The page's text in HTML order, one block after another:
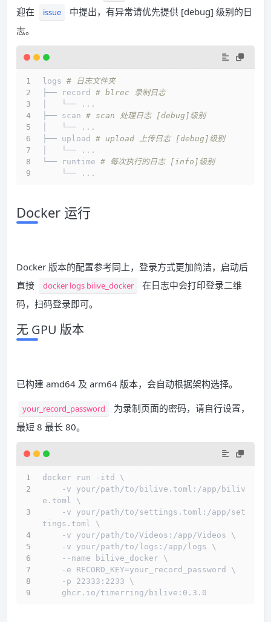
迎在
issue
中提出，有异常请优先提供 [debug] 级别的日
志。
logs # 日志文件夹
├── record # blrec 录制日志
│   └── ...
├── scan # scan 处理日志 [debug]级别
│   └── ...
├── upload # upload 上传日志 [debug]级别
│   └── ...
└── runtime # 每次执行的日志 [info]级别
    └── ...
Docker 运行
Docker 版本的配置参考同上，登录方式更加简洁，启动后
直接
docker logs bilive_docker
在日志中会打印登录二维
码，扫码登录即可。
无 GPU 版本
已构建 amd64 及 arm64 版本，会自动根据架构选择。
your_record_password
为录制页面的密码，请自行设置，
最短 8 最长 80。
docker run -itd \
e.toml \
tings.toml \
    -v your/path/to/Videos:/app/Videos \
    -v your/path/to/logs:/app/logs \
    --name bilive_docker \
    -e RECORD_KEY=your_record_password \
    -p 22333:2233 \
    ghcr.io/timerring/bilive:0.3.0